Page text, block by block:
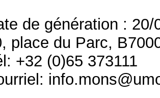
de génération : 20/
place du Parc,
+32 (0)65 373111